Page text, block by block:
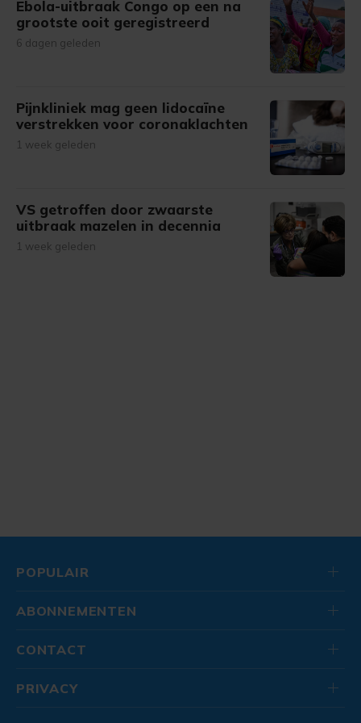
Ebola-uitbraak Congo op een na
grootste ooit geregistreerd
6 dagen geleden
Pijnkliniek mag geen lidocaïne
verstrekken voor coronaklachten
1 week geleden
VS getroffen door zwaarste
uitbraak mazelen in decennia
1 week geleden
POPULAIR
ABONNEMENTEN
CONTACT
PRIVACY